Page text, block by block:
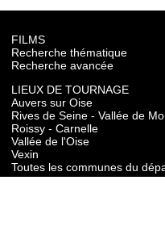
FILMS
Recherche thématique
Recherche avancée
LIEUX DE TOURNAGE
Auvers sur Oise
Rives de Seine - Vallée de
Roissy - Carnelle
Vallée de l'Oise
Vexin
Toutes les communes du